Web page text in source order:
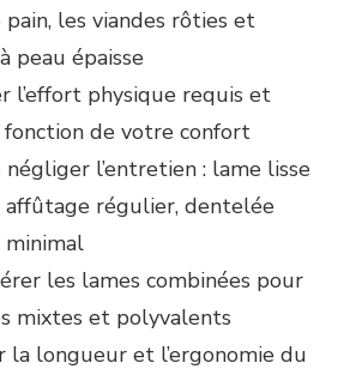
les viandes rôties et
peau épaisse
l’effort physique requis et
fonction de votre confort
l’entretien : lame lisse
affûtage régulier, dentelée
les lames combinées pour
mixtes et polyvalents
la longueur et l’ergonomie du